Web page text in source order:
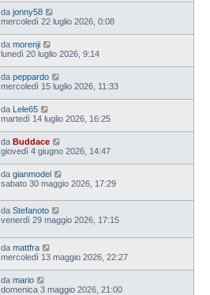
da jonny58
mercoledì 22 luglio 2026, 0:08
da morenji
lunedì 20 luglio 2026, 9:14
da peppardo
mercoledì 15 luglio 2026, 11:33
da Lele65
martedì 14 luglio 2026, 16:25
da Buddace
giovedì 4 giugno 2026, 14:47
da gianmodel
sabato 30 maggio 2026, 17:29
da Stefanoto
venerdì 29 maggio 2026, 17:15
da mattfra
mercoledì 13 maggio 2026, 22:27
da mario
domenica 3 maggio 2026, 21:00